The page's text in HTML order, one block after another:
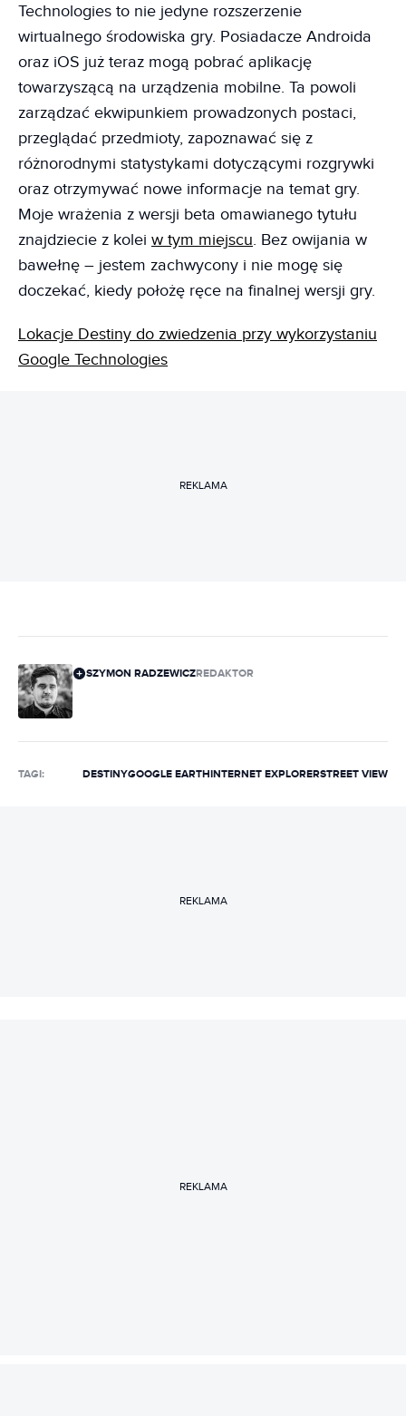
Technologies to nie jedyne rozszerzenie
wirtualnego środowiska gry. Posiadacze Androida
oraz iOS już teraz mogą pobrać aplikację
towarzyszącą na urządzenia mobilne. Ta powoli
zarządzać ekwipunkiem prowadzonych postaci,
przeglądać przedmioty, zapoznawać się z
różnorodnymi statystykami dotyczącymi rozgrywki
oraz otrzymywać nowe informacje na temat gry.
Moje wrażenia z wersji beta omawianego tytułu
znajdziecie z kolei w tym miejscu. Bez owijania w
bawełnę – jestem zachwycony i nie mogę się
doczekać, kiedy położę ręce na finalnej wersji gry.
Lokacje Destiny do zwiedzenia przy wykorzystaniu
Google Technologies
REKLAMA
SZYMON RADZEWICZREDAKTOR
TAGI: DESTINYGOOGLE EARTHINTERNET EXPLORERSTREET VIEW
REKLAMA
REKLAMA